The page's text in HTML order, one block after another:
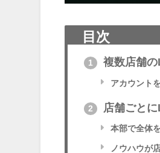
目次
1 複数店舗
アカウント
2 店舗ごと
本部で全体
ノウハウが